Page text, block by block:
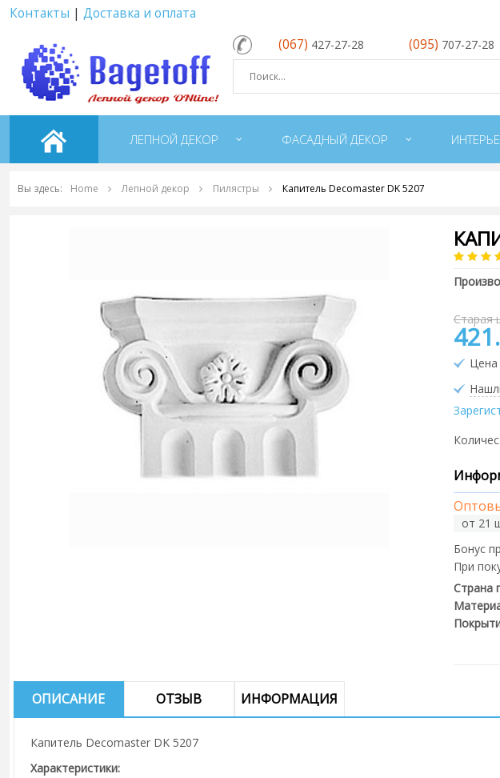
Контакты | Доставка и оплата
(067) 427-27-28 (095) 707-27-28
ЛЕПНОЙ ДЕКОР ФАСАДНЫЙ ДЕКОР
Вы здесь: Home Лепной декор Пилястры Капитель Decomaster DK 5207
Старая
Цена
от 21
Бонус
При
Страна
ОПИСАНИЕ ОТЗЫВ ИНФОРМАЦИЯ
Капитель Decomaster DK 5207
Характеристики: